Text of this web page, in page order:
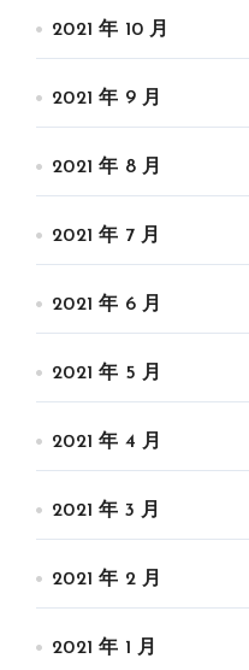
2021 年 10 月
2021 年 9 月
2021 年 8 月
2021 年 7 月
2021 年 6 月
2021 年 5 月
2021 年 4 月
2021 年 3 月
2021 年 2 月
2021 年 1 月